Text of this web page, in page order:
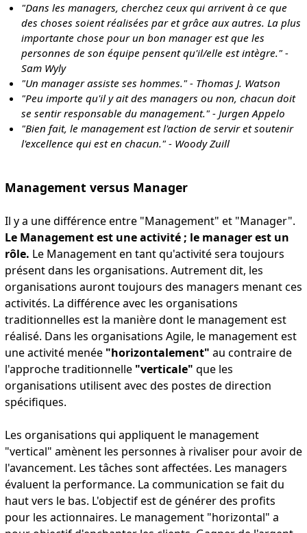
"Dans les managers, cherchez ceux qui arrivent à ce que
des choses soient réalisées par et grâce aux autres. La plus
importante chose pour un bon manager est que les
personnes de son équipe pensent qu'il/elle est intègre." -
Sam Wyly
"Un manager assiste ses hommes." - Thomas J. Watson
"Peu importe qu'il y ait des managers ou non, chacun doit
se sentir responsable du management." - Jurgen Appelo
"Bien fait, le management est l'action de servir et soutenir
l'excellence qui est en chacun." - Woody Zuill
Management versus Manager
Il y a une différence entre "Management" et "Manager".
Le Management est une activité ; le manager est un
rôle. Le Management en tant qu'activité sera toujours
présent dans les organisations. Autrement dit, les
organisations auront toujours des managers menant ces
activités. La différence avec les organisations
traditionnelles est la manière dont le management est
réalisé. Dans les organisations Agile, le management est
une activité menée "horizontalement" au contraire de
l'approche traditionnelle "verticale" que les
organisations utilisent avec des postes de direction
spécifiques.
Les organisations qui appliquent le management
"vertical" amènent les personnes à rivaliser pour avoir de
l'avancement. Les tâches sont affectées. Les managers
évaluent la performance. La communication se fait du
haut vers le bas. L'objectif est de générer des profits
pour les actionnaires. Le management "horizontal" a